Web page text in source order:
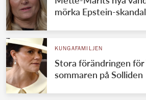
mörka Epstein-
KUNGAFAMILJEN
Stora förändringen
sommaren på Solliden